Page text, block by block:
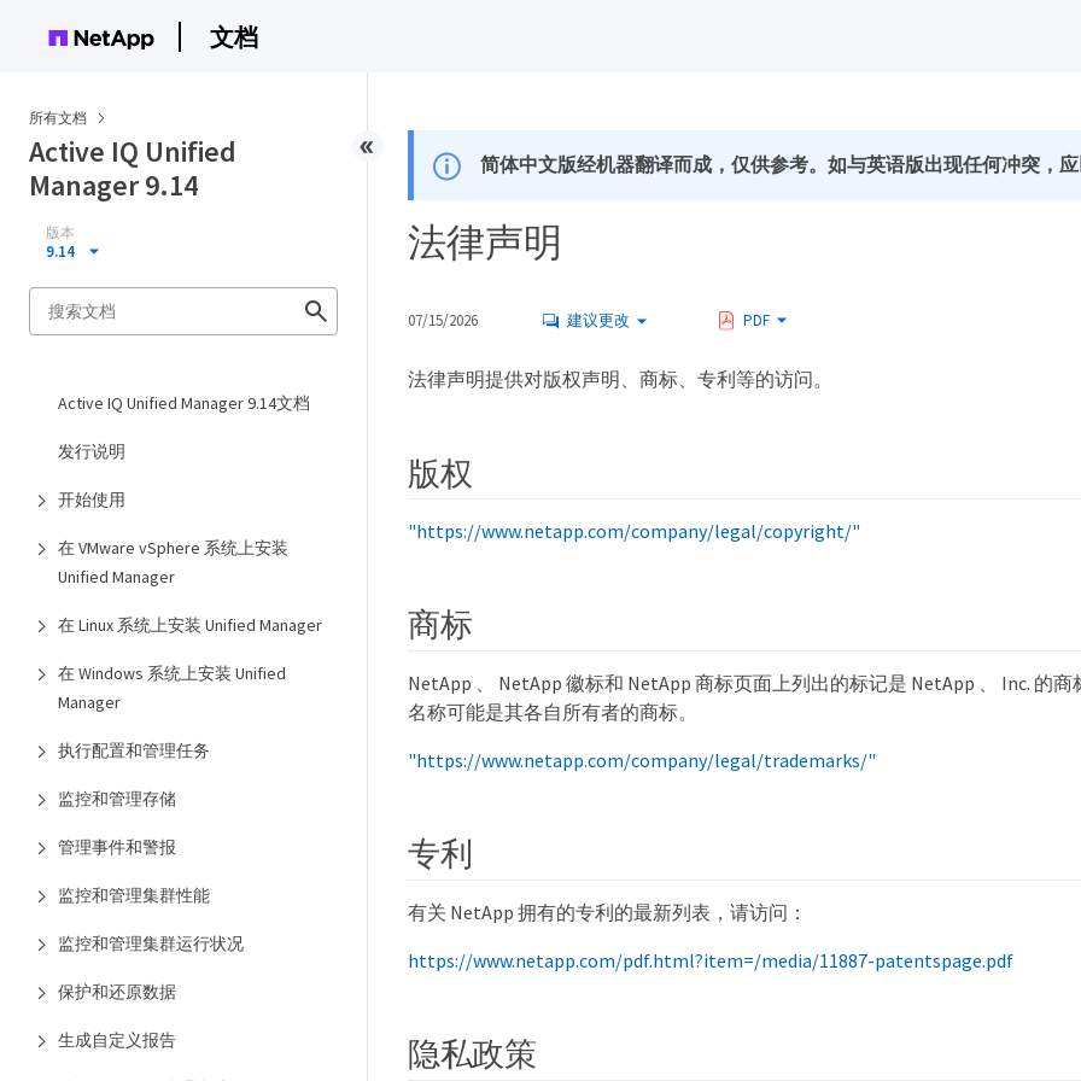
文档
所有文档
Active IQ Unified
Manager 9.14
版本
9.14
Active IQ Unified Manager 9.14文档
发行说明
开始使用
在 VMware vSphere 系统上安装
Unified Manager
在 Linux 系统上安装 Unified Manager
在 Windows 系统上安装 Unified
Manager
执行配置和管理任务
监控和管理存储
管理事件和警报
监控和管理集群性能
监控和管理集群运行状况
保护和还原数据
生成自定义报告
简体中文版经机器翻译而成，仅供参考。如与英语版出现任何冲突，应
法律声明
07/15/2026 建议更改 PDF
法律声明提供对版权声明、商标、专利等的访问。
版权
"https://www.netapp.com/company/legal/copyright/"
商标
NetApp 、 NetApp 徽标和 NetApp 商标页面上列出的标记是 NetApp 、 Inc. 的
名称可能是其各自所有者的商标。
"https://www.netapp.com/company/legal/trademarks/"
专利
有关 NetApp 拥有的专利的最新列表，请访问：
https://www.netapp.com/pdf.html?item=/media/11887-patentspage.pdf
隐私政策